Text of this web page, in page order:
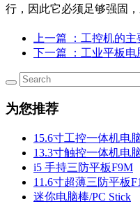
行，因此它必须足够强固
上一篇
：工控机的
下一篇
：工业平板
为您推荐
15.6寸工控一体机电
13.3寸触控一体机电
i5 手持三防平板F9M
11.6寸超薄三防平板
迷你电脑棒/PC Stick